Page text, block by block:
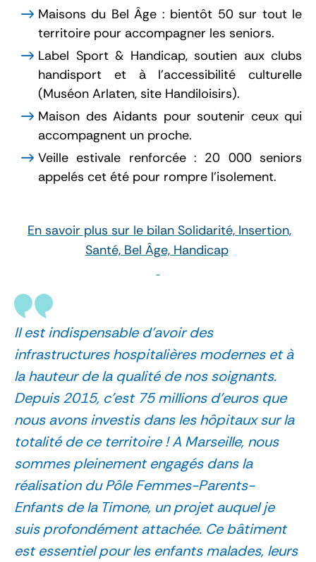
Maisons du Bel Âge : bientôt 50 sur tout le
territoire pour accompagner les seniors.
Label Sport & Handicap, soutien aux clubs
handisport et à l’accessibilité culturelle
(Muséon Arlaten, site Handiloisirs).
Maison des Aidants pour soutenir ceux qui
accompagnent un proche.
Veille estivale renforcée : 20 000 seniors
appelés cet été pour rompre l’isolement.
En savoir plus sur le bilan Solidarité, Insertion,
Santé, Bel Âge, Handicap
Il est indispensable d’avoir des
infrastructures hospitalières modernes et à
la hauteur de la qualité de nos soignants.
Depuis 2015, c’est 75 millions d’euros que
nous avons investis dans les hôpitaux sur la
totalité de ce territoire ! A Marseille, nous
sommes pleinement engagés dans la
réalisation du Pôle Femmes-Parents-
Enfants de la Timone, un projet auquel je
suis profondément attachée. Ce bâtiment
est essentiel pour les enfants malades, leurs